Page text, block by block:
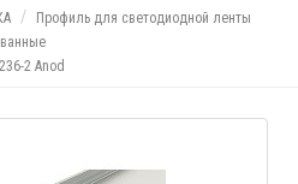
Профиль для светодиодной ленты
2 Anod